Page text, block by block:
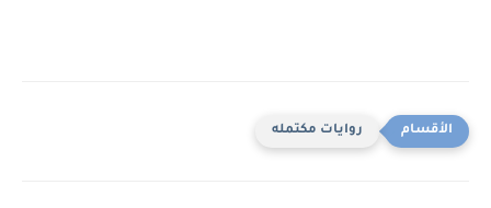
روايات مكتمله